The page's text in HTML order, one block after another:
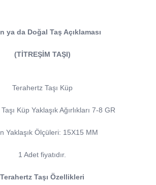
ya da Doğal Taş Açıklaması
(TİTREŞİM TAŞI)
Terahertz Taşı Küp
Küp Yaklaşık Ağırlıkları 7-8 GR
Yaklaşık Ölçüleri: 15X15 MM
1 Adet fiyatıdır.
Terahertz Taşı Özellikleri